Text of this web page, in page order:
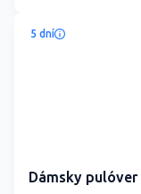
5 dní
Dámsky